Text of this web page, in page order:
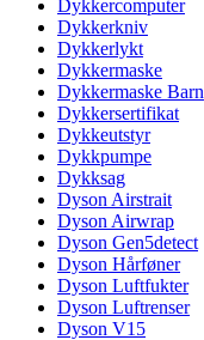
Dykkercomputer
Dykkerkniv
Dykkerlykt
Dykkermaske
Dykkermaske Barn
Dykkersertifikat
Dykkeutstyr
Dykkpumpe
Dykksag
Dyson Airstrait
Dyson Airwrap
Dyson Gen5detect
Dyson Hårføner
Dyson Luftfukter
Dyson Luftrenser
Dyson V15